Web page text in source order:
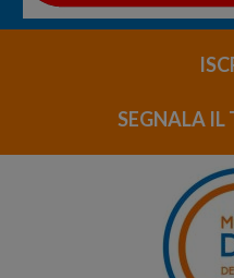
SEGNALA IL